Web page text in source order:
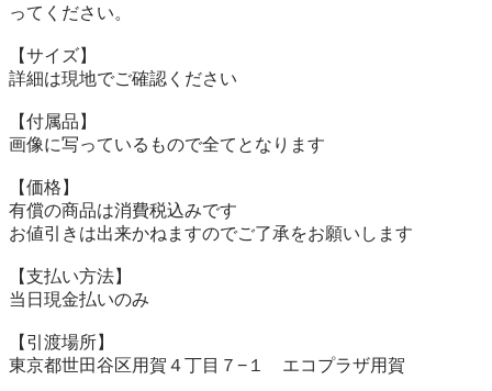
ってください。
【サイズ】
詳細は現地でご確認ください
【付属品】
画像に写っているもので全てとなります
【価格】
有償の商品は消費税込みです
お値引きは出来かねますのでご了承をお願いします
【⽀払い⽅法】
当⽇現⾦払いのみ
【引渡場所】
東京都世田谷区用賀４丁目７−１　エコプラザ用賀